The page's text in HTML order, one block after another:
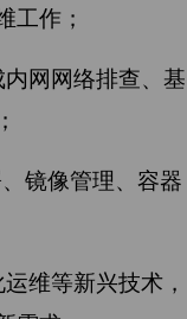
工作；
网网络排查、基
镜像管理、容器
维等新兴技术，